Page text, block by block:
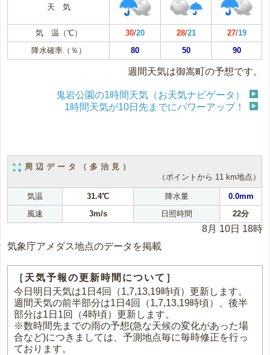
天 気
気 温（℃） 30/20 28/21 27/19
降水確率（％）
80 50 90
週間天気は御嵩町の予想です。
鬼岩公園の1時間天気（お天気ナビゲータ）
1時間天気が10日先までにパワーアップ！
周辺データ（多治見）
（ポイントから 11 km地点）
気温 31.4℃ 降水量
0.0mm
風速
3m/s 日照時間 22分
8月 10日 18時
気象庁アメダス地点のデータを掲載
［天気予報の更新時間について］
今日明日天気は1日4回（1,7,13,19時頃）更新します。
週間天気の前半部分は1日4回（1,7,13,19時頃）、後半
部分は1日1回（4時頃）更新します。
※数時間先までの雨の予想(急な天候の変化があった場
合など)につきましては、予測地点毎に毎時修正を行っ
ております。